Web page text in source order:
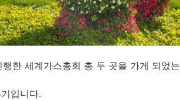
한 세계가스총회 총 두 곳을 가게 되었
입니다.